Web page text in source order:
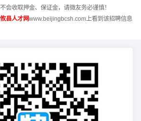
会收取押金、保证金，请微友务必谨慎！
攸县人才网www.beijingbcsh.com上看到该招聘信息